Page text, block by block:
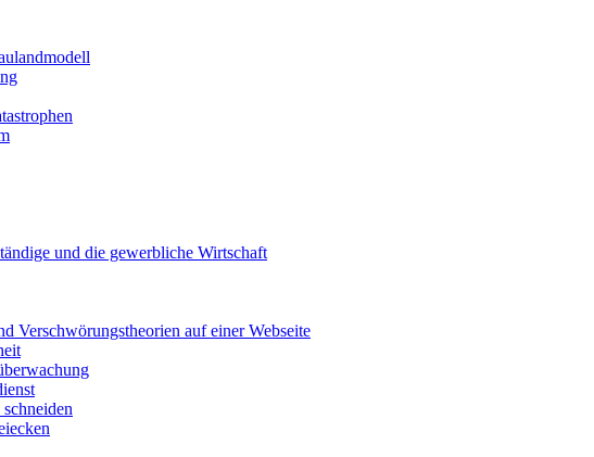
und die gewerbliche Wirtschaft
Verschwörungstheorien auf einer Webseite